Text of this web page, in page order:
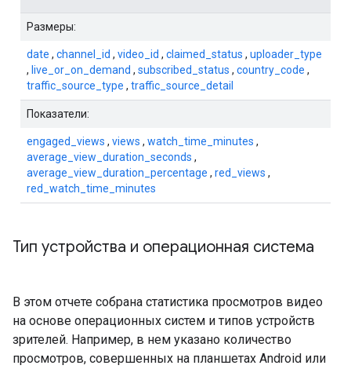
Размеры:
date , channel_id , video_id , claimed_status , uploader_type
, live_or_on_demand , subscribed_status , country_code ,
traffic_source_type , traffic_source_detail
Показатели:
engaged_views , views , watch_time_minutes ,
average_view_duration_seconds ,
average_view_duration_percentage , red_views ,
red_watch_time_minutes
Тип устройства и операционная система
В этом отчете собрана статистика просмотров видео
на основе операционных систем и типов устройств
зрителей. Например, в нем указано количество
просмотров, совершенных на планшетах Android или